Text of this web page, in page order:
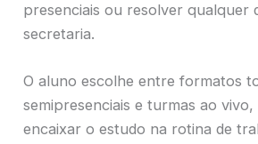
presenciais ou resolver qualquer
secretaria.
O aluno escolhe entre formatos
semipresenciais e turmas ao
encaixar o estudo na rotina de